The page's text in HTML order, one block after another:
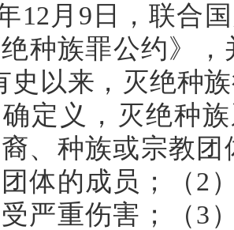
12月9日，联合
种族罪公约》，
史以来，灭绝种
定义，灭绝种
、种族或宗教
体的成员；（2
严重伤害；（3